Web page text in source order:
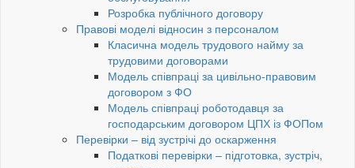
Розробка публічного договору
Правові моделі відносин з персоналом
Класична модель трудового найму за
трудовими договорами
Модель співпраці за цивільно-правовим
договором з ФО
Модель співпраці роботодавця за
господарським договором ЦПХ із ФОПом
Перевірки – від зустрічі до оскарження
Податкові перевірки – підготовка, зустріч,